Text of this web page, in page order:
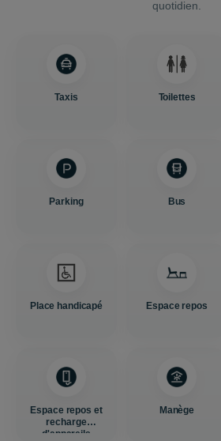
quotidien.
Taxis Toilettes
Parking Bus
Place handicapé Espace repos
Espace repos et
recharge
d'appareils
Manège